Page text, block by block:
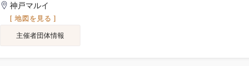
神戸マルイ
[ 地図を見る ]
主催者団体情報